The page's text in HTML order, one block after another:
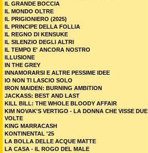
IL GRANDE BOCCIA
IL MONDO OLTRE
IL PRIGIONIERO (2025)
IL PRINCIPE DELLA FOLLIA
IL REGNO DI KENSUKE
IL SILENZIO DEGLI ALTRI
IL TEMPO E' ANCORA NOSTRO
ILLUSIONE
IN THE GREY
INNAMORARSI E ALTRE PESSIME IDEE
IO NON TI LASCIO SOLO
IRON MAIDEN: BURNING AMBITION
JACKASS: BEST AND LAST
KILL BILL: THE WHOLE BLOODY AFFAIR
KIM NOVAK'S VERTIGO - LA DONNA CHE VISSE DUE
VOLTE
KING MARRACASH
KONTINENTAL '25
LA BOLLA DELLE ACQUE MATTE
LA CASA - IL ROGO DEL MALE